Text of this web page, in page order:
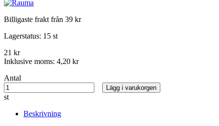
Billigaste frakt från 39 kr
Lagerstatus: 15 st
21 kr
Inklusive moms: 4,20 kr
Antal
st
Lägg i varukorgen
Beskrivning